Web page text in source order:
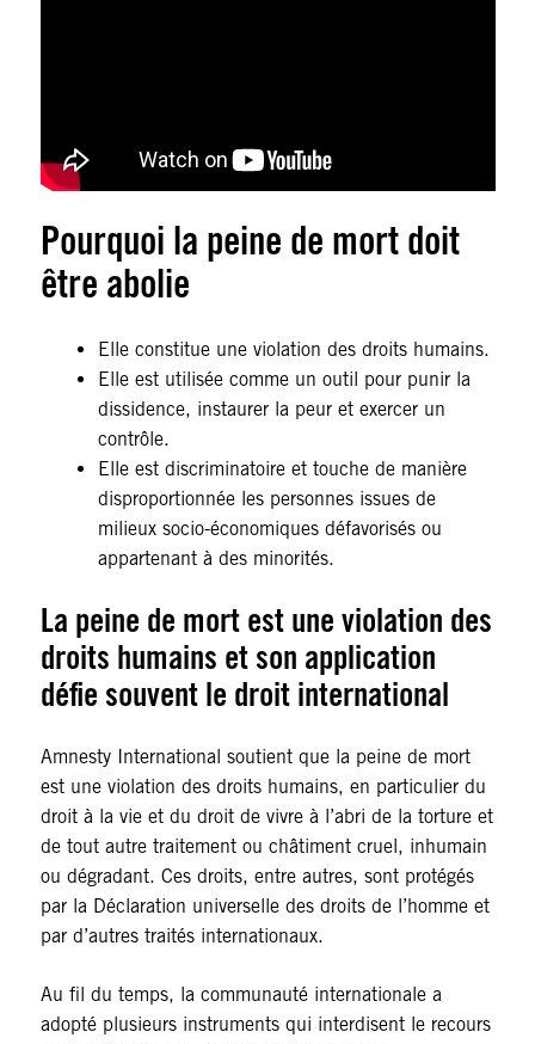
Pourquoi la peine de mort doit
être abolie
Elle constitue une violation des droits humains.
Elle est utilisée comme un outil pour punir la
dissidence, instaurer la peur et exercer un
contrôle.
Elle est discriminatoire et touche de manière
disproportionnée les personnes issues de
milieux socio-économiques défavorisés ou
appartenant à des minorités.
La peine de mort est une violation des
droits humains et son application
défie souvent le droit international
Amnesty International soutient que la peine de mort
est une violation des droits humains, en particulier du
droit à la vie et du droit de vivre à l’abri de la torture et
de tout autre traitement ou châtiment cruel, inhumain
ou dégradant. Ces droits, entre autres, sont protégés
par la Déclaration universelle des droits de l’homme et
par d’autres traités internationaux.
Au fil du temps, la communauté internationale a
adopté plusieurs instruments qui interdisent le recours